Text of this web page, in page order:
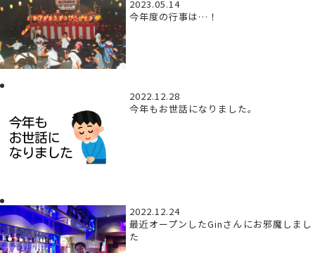
2023.05.14
今年度の行事は…！
2022.12.28
今年もお世話になりました。
2022.12.24
最近オープンしたGinさんにお邪魔しまし
た